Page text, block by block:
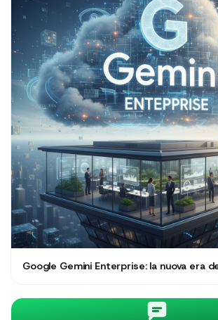
Google Gemini Enterprise: la nuova era